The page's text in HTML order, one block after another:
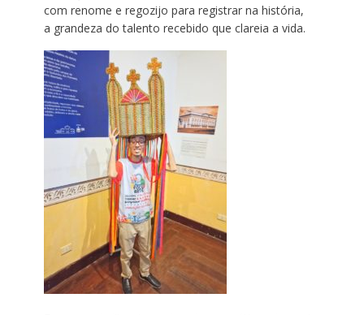
com renome e regozijo para registrar na história,
a grandeza do talento recebido que clareia a vida.